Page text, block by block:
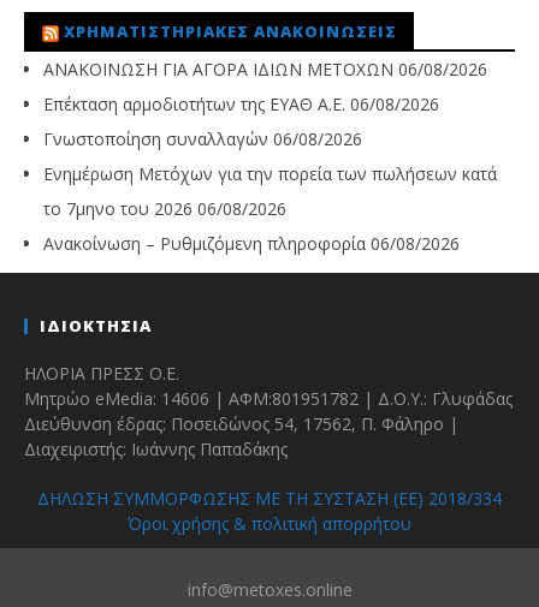
ΧΡΗΜΑΤΙΣΤΗΡΙΑΚΈΣ ΑΝΑΚΟΙΝΏΣΕΙΣ
ΑΝΑΚΟΙΝΩΣΗ ΓΙΑ ΑΓΟΡΑ ΙΔΙΩΝ ΜΕΤΟΧΩΝ 06/08/2026
Επέκταση αρμοδιοτήτων της ΕΥΑΘ Α.Ε. 06/08/2026
Γνωστοποίηση συναλλαγών 06/08/2026
Ενημέρωση Μετόχων για την πορεία των πωλήσεων κατά
το 7μηνο του 2026 06/08/2026
Ανακοίνωση – Ρυθμιζόμενη πληροφορία 06/08/2026
ΙΔΙΟΚΤΗΣΙΑ
ΗΛΟΡΙΑ ΠΡΕΣΣ Ο.Ε.
Μητρώο eMedia: 14606 | ΑΦΜ:801951782 | Δ.Ο.Υ.: Γλυφάδας
Διεύθυνση έδρας: Ποσειδώνος 54, 17562, Π. Φάληρο |
Διαχειριστής: Ιωάννης Παπαδάκης
ΔΗΛΩΣΗ ΣΥΜΜΟΡΦΩΣΗΣ ΜΕ ΤΗ ΣΥΣΤΑΣΗ (ΕΕ) 2018/334
Όροι χρήσης & πολιτική απορρήτου
info@metoxes.online